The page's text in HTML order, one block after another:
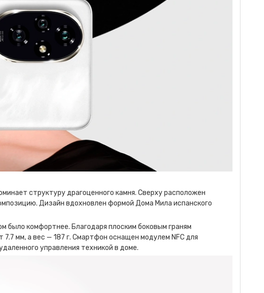
структуру драгоценного камня. Сверху расположен
Дизайн вдохновлен формой Дома Мила испанского
было комфортнее. Благодаря плоским боковым граням
мм, а вес — 187 г. Смартфон оснащен модулем NFC для
управления техникой в доме.